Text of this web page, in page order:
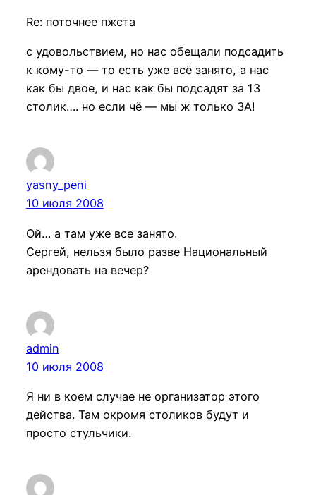
Re: поточнее пжста
с удовольствием, но нас обещали подсадить
к кому-то — то есть уже всё занято, а нас
как бы двое, и нас как бы подсадят за 13
столик…. но если чё — мы ж только ЗА!
yasny_peni
10 июля 2008
Ой… а там уже все занято.
Сергей, нельзя было разве Национальный
арендовать на вечер?
admin
10 июля 2008
Я ни в коем случае не организатор этого
действа. Там окромя столиков будут и
просто стульчики.